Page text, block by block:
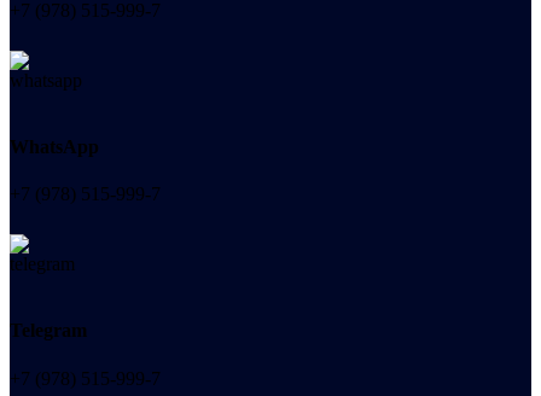
+7 (978) 515-999-7
WhatsApp
+7 (978) 515-999-7
Telegram
+7 (978) 515-999-7